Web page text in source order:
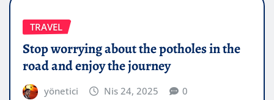
TRAVEL
Stop worrying about the potholes in the
road and enjoy the journey
yönetici Nis 24, 2025 0